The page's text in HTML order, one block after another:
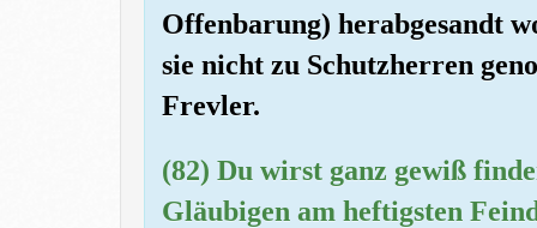
Offenbarung) herabgesandt
sie nicht zu Schutzherren
Frevler.
(82) Du wirst ganz gewiß
Gläubigen am heftigsten